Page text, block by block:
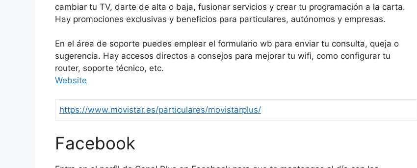
cambiar tu TV, darte de alta o baja, fusionar servicios y crear tu programación a la carta.
Hay promociones exclusivas y beneficios para particulares, autónomos y empresas.
En el área de soporte puedes emplear el formulario wb para enviar tu consulta, queja o
sugerencia. Hay accesos directos a consejos para mejorar tu wifi, como configurar tu
router, soporte técnico, etc.
Website
https://www.movistar.es/particulares/movistarplus/
Facebook